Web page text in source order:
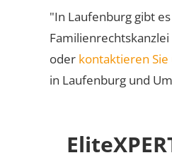
"In Laufenburg gibt
oder kontaktieren Sie
in Laufenburg und